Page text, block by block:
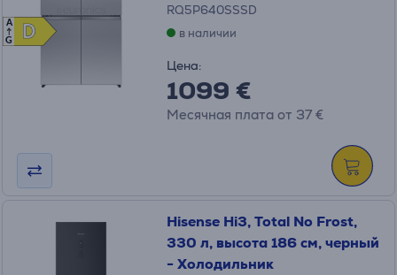
D
D
A
G
RQ5P640SSSD
в наличии
Цена:
1099 €
Месячная плата от 37 €
Hisense Hi3, Total No Frost,
330 л, высота 186 см, черный
- Холодильник